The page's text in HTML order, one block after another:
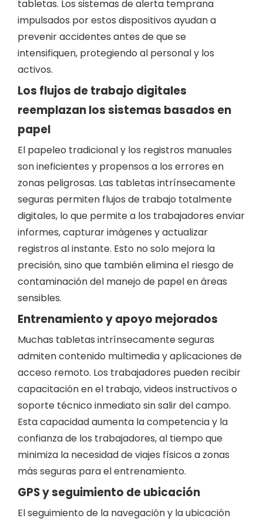
tabletas. Los sistemas de alerta temprana
impulsados ​​por estos dispositivos ayudan a
prevenir accidentes antes de que se
intensifiquen, protegiendo al personal y los
activos.
Los flujos de trabajo digitales
reemplazan los sistemas basados ​​en
papel
El papeleo tradicional y los registros manuales
son ineficientes y propensos a los errores en
zonas peligrosas. Las tabletas intrínsecamente
seguras permiten flujos de trabajo totalmente
digitales, lo que permite a los trabajadores enviar
informes, capturar imágenes y actualizar
registros al instante. Esto no solo mejora la
precisión, sino que también elimina el riesgo de
contaminación del manejo de papel en áreas
sensibles.
Entrenamiento y apoyo mejorados
Muchas tabletas intrínsecamente seguras
admiten contenido multimedia y aplicaciones de
acceso remoto. Los trabajadores pueden recibir
capacitación en el trabajo, videos instructivos o
soporte técnico inmediato sin salir del campo.
Esta capacidad aumenta la competencia y la
confianza de los trabajadores, al tiempo que
minimiza la necesidad de viajes físicos a zonas
más seguras para el entrenamiento.
GPS y seguimiento de ubicación
El seguimiento de la navegación y la ubicación